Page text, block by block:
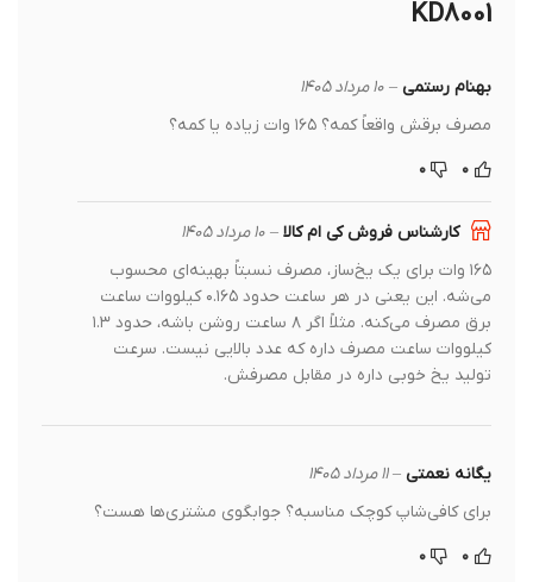
KD8001
بهنام رستمی– ۱۰ مرداد ۱۴۰۵
مصرف برقش واقعاً کمه؟ ۱۶۵ وات زیاده یا کمه؟
کارشناس فروش کی ام کالا– ۱۰ مرداد ۱۴۰۵
۱۶۵ وات برای یک یخ‌ساز، مصرف نسبتاً بهینه‌ای محسوب
می‌شه. این یعنی در هر ساعت حدود ۰.۱۶۵ کیلووات ساعت
برق مصرف می‌کنه. مثلاً اگر ۸ ساعت روشن باشه، حدود ۱.۳
کیلووات ساعت مصرف داره که عدد بالایی نیست. سرعت
تولید یخ خوبی داره در مقابل مصرفش.
یگانه نعمتی– ۱۱ مرداد ۱۴۰۵
برای کافی‌شاپ کوچک مناسبه؟ جوابگوی مشتری‌ها هست؟